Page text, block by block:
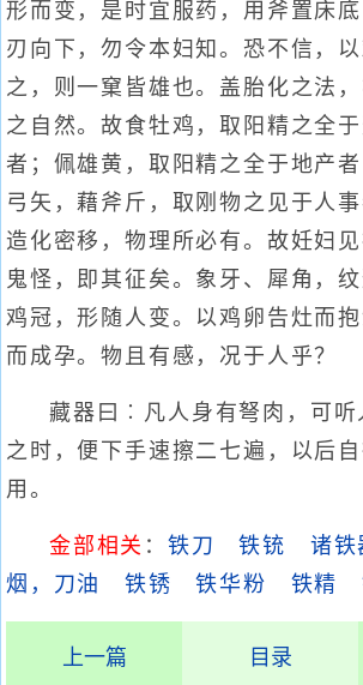
形而变，是时宜服药，用斧置床
刃向下，勿令本妇知。恐不信，
之，则一窠皆雄也。盖胎化之法
之自然。故食牡鸡，取阳精之全
者；佩雄黄，取阳精之全于地产
弓矢，藉斧斤，取刚物之见于人事
造化密移，物理所必有。故妊妇
鬼怪，即其征矣。象牙、犀角，纹
鸡冠，形随人变。以鸡卵告灶而
而成孕。物且有感，况于人乎？
藏器曰︰凡人身有弩肉，可听
之时，便下手速擦二七遍，以后
用。
金部相关 ：铁刀 铁铳 诸铁
烟，刀油
铁锈 铁华粉 铁精
上一篇 目录